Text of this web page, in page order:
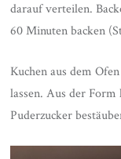
darauf verteilen.
60 Minuten backen
Kuchen aus dem
lassen. Aus der
Puderzucker